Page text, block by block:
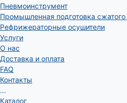
Пневмоинструмент
Промышленная подготовка сжатого
Рефрижераторные осушители
Услуги
О нас
Доставка и оплата
FAQ
Контакты
...
Каталог